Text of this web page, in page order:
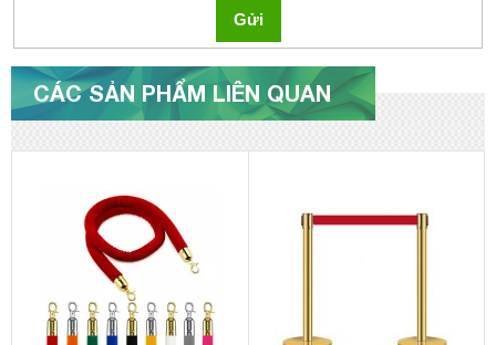
Gửi
CÁC SẢN PHẨM LIÊN QUAN